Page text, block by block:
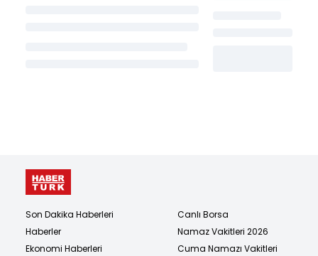
Son Dakika Haberleri
Haberler
Ekonomi Haberleri
Canlı Borsa
Namaz Vakitleri 2026
Cuma Namazı Vakitleri